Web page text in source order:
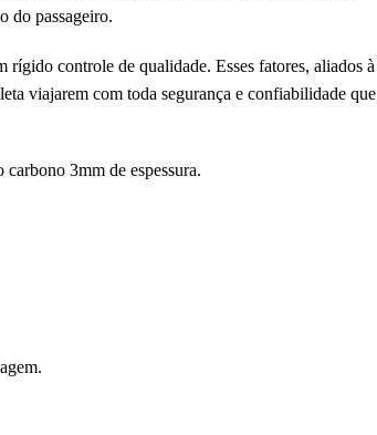
do passageiro.
controle de qualidade. Esses fatores, aliados à
viajarem com toda segurança e confiabilidade que
carbono 3mm de espessura.